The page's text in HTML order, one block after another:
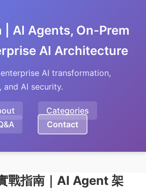
| AI Agents, On-Prem
AI Architecture
AI transformation,
AI security.
Categories
Contact
戰指南｜AI Agent 架